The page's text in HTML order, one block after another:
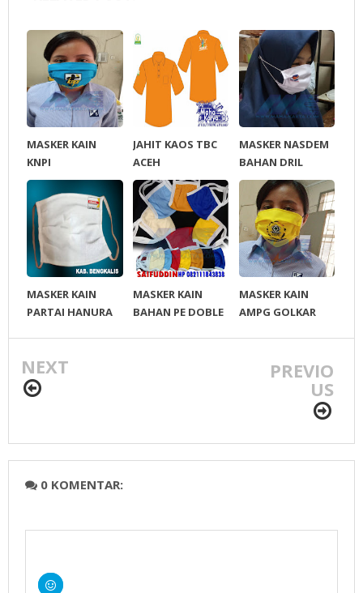
MASKER KAIN
KNPI
JAHIT KAOS TBC
ACEH
MASKER NASDEM
BAHAN DRIL
SABLON
MASKER KAIN
PARTAI HANURA
MASKER KAIN
BAHAN PE DOBLE
MASKER KAIN
AMPG GOLKAR
NEXT PREVIO
US
0 KOMENTAR: